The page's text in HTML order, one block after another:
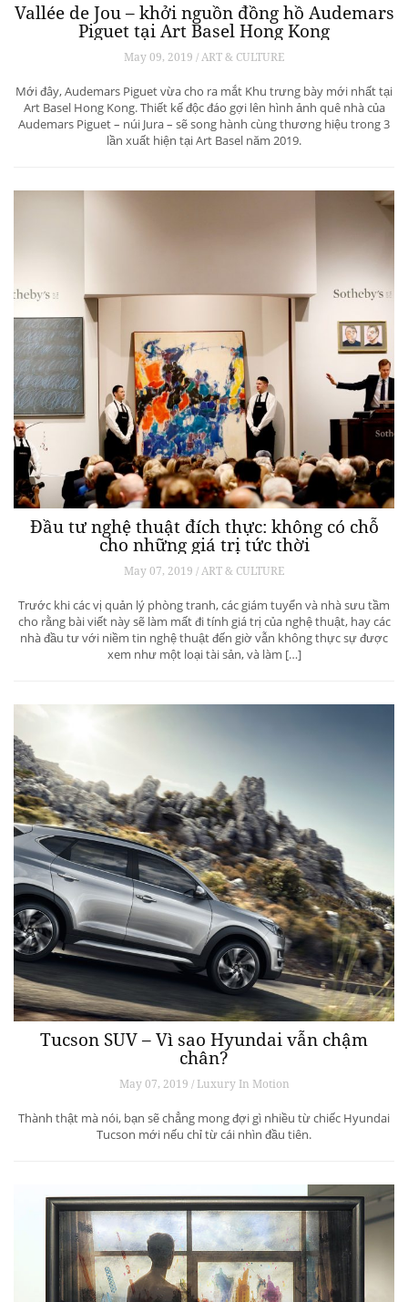
Vallée de Jou – khởi nguồn đồng hồ Audemars
Piguet tại Art Basel Hong Kong
May 09, 2019 / ART & CULTURE
Mới đây, Audemars Piguet vừa cho ra mắt Khu trưng bày mới nhất tại
Art Basel Hong Kong. Thiết kế độc đáo gợi lên hình ảnh quê nhà của
Audemars Piguet – núi Jura – sẽ song hành cùng thương hiệu trong 3
lần xuất hiện tại Art Basel năm 2019.
Đầu tư nghệ thuật đích thực: không có chỗ
cho những giá trị tức thời
May 07, 2019 / ART & CULTURE
Trước khi các vị quản lý phòng tranh, các giám tuyển và nhà sưu tầm
cho rằng bài viết này sẽ làm mất đi tính giá trị của nghệ thuật, hay các
nhà đầu tư với niềm tin nghệ thuật đến giờ vẫn không thực sự được
xem như một loại tài sản, và làm […]
Tucson SUV – Vì sao Hyundai vẫn chậm
chân?
May 07, 2019 / Luxury In Motion
Thành thật mà nói, bạn sẽ chẳng mong đợi gì nhiều từ chiếc Hyundai
Tucson mới nếu chỉ từ cái nhìn đầu tiên.